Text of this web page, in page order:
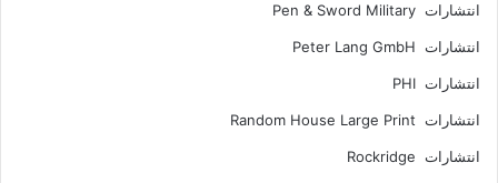
انتشارات Pen & Sword Military
انتشارات Peter Lang GmbH
انتشارات PHI
انتشارات Random House Large Print
انتشارات Rockridge